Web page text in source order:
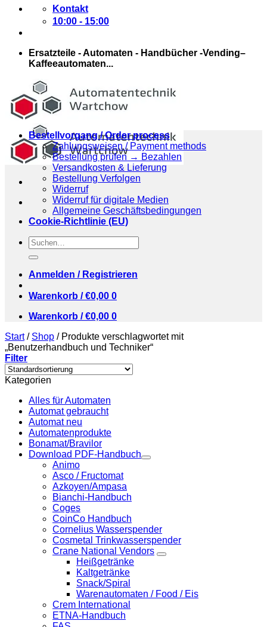
Kontakt
10:00 - 15:00
Ersatzteile - Automaten - Handbücher -Vending–
Kaffeeautomaten...
Bestellvorgang / Order process
Zahlungsweisen / Payment methods
Bestellung prüfen → Bezahlen
Versandkosten & Lieferung
Bestellung Verfolgen
Widerruf
Widerruf für digitale Medien
Allgemeine Geschäftsbedingungen
Cookie-Richtlinie (EU)
Suchen
nach:
Anmelden / Registrieren
Warenkorb /€0,00 0
Warenkorb /€0,00 0
Start / Shop /Produkte verschlagwortet mit
„Benutzerhandbuch und Techniker“
Filter
Kategorien
Alles für Automaten
Automat gebraucht
Automat neu
Automatenprodukte
Bonamat/Bravilor
Download PDF-Handbuch
Animo
Asco / Fructomat
Azkoyen/Ampasa
Bianchi-Handbuch
Coges
CoinCo Handbuch
Cornelius Wasserspender
Cosmetal Trinkwasserspender
Crane National Vendors
Heißgetränke
Kaltgetränke
Snack/Spiral
Warenautomaten / Food / Eis
Crem International
ETNA-Handbuch